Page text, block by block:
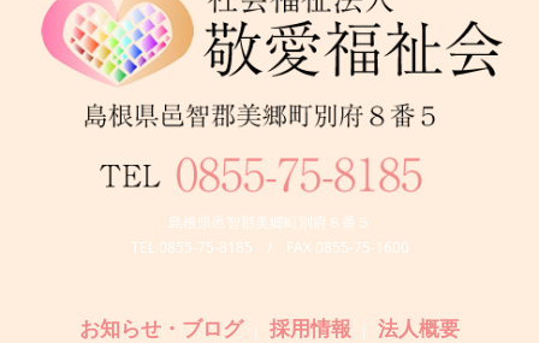
島根県邑智郡美郷町別府８番５
TEL 0855-75-8185 / FAX 0855-75-1600
お知らせ・ブログ 採用情報
法人概要